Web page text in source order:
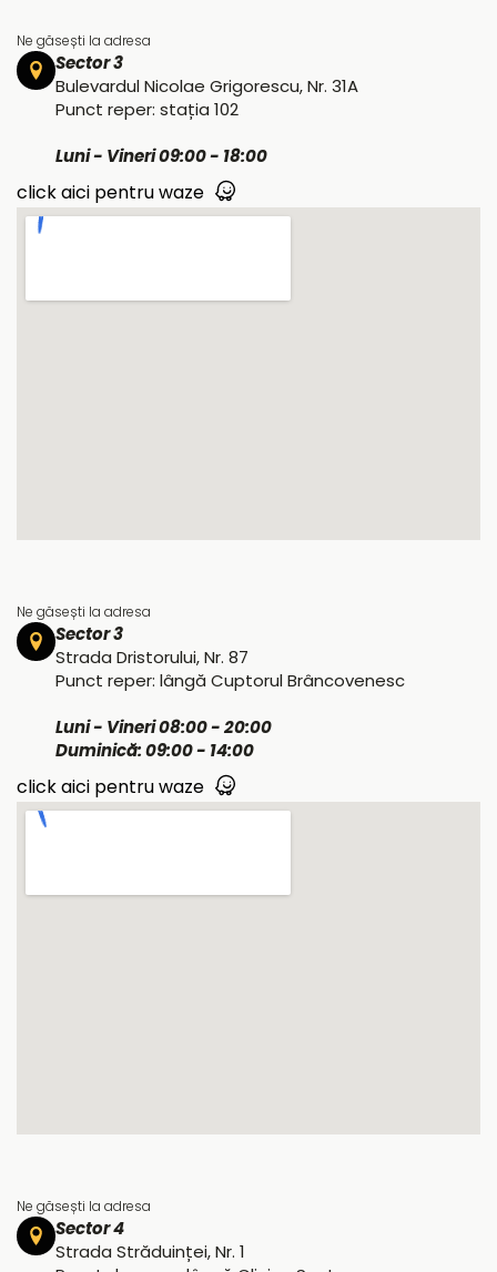
Ne găsești la adresa
Sector 3
Bulevardul Nicolae Grigorescu, Nr. 31A
Punct reper: stația 102
Luni - Vineri 09:00 - 18:00
click aici pentru waze
Ne găsești la adresa
Sector 3
Strada Dristorului, Nr. 87
Punct reper: lângă Cuptorul Brâncovenesc
Luni - Vineri 08:00 - 20:00
Duminică: 09:00 - 14:00
click aici pentru waze
Ne găsești la adresa
Sector 4
Strada Străduinței, Nr. 1